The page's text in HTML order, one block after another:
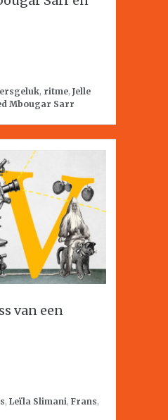
, ritme, Jelle
Mbougar Sarr
van een
, Leïla Slimani, Frans,